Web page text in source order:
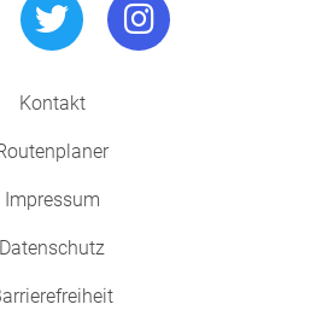
Kontakt
Impressum
Datenschutz